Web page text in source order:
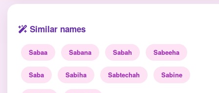
Similar names
Sabaa Sabana Sabah Sabeeha
Saba Sabiha Sabtechah Sabine